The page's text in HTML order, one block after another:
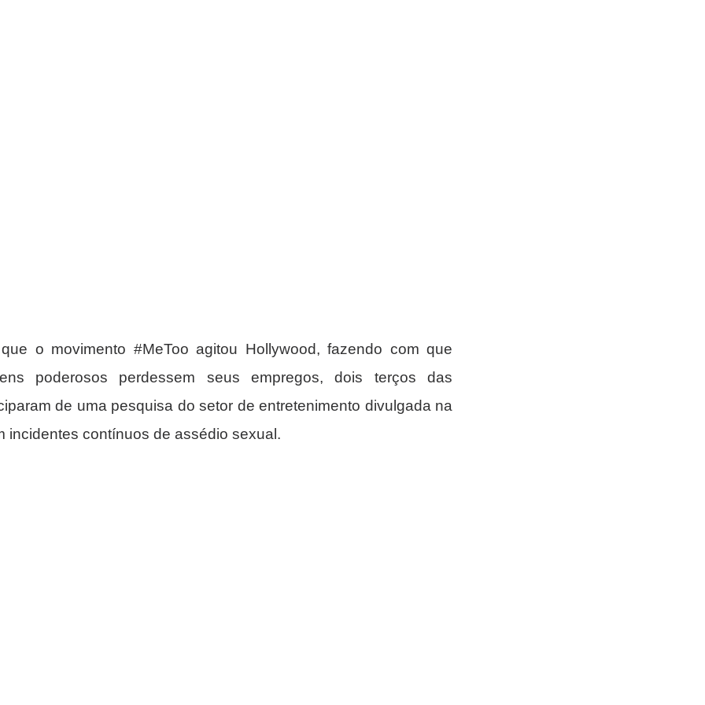
o movimento #MeToo agitou Hollywood, fazendo com que
poderosos perdessem seus empregos, dois terços das
de uma pesquisa do setor de entretenimento divulgada na
incidentes contínuos de assédio sexual.